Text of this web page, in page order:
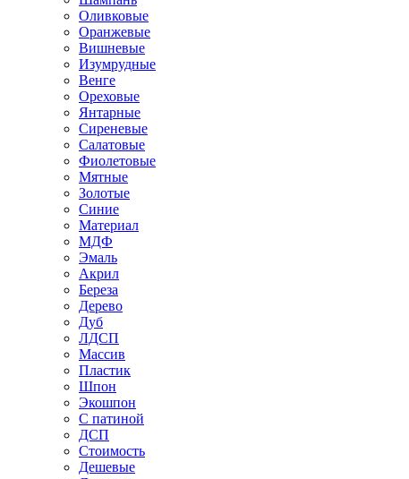
Оливковые
Оранжевые
Вишневые
Изумрудные
Венге
Ореховые
Янтарные
Сиреневые
Салатовые
Фиолетовые
Мятные
Золотые
Синие
Материал
МДФ
Эмаль
Акрил
Береза
Дерево
Дуб
ЛДСП
Массив
Пластик
Шпон
Экошпон
С патиной
ДСП
Стоимость
Дешевые